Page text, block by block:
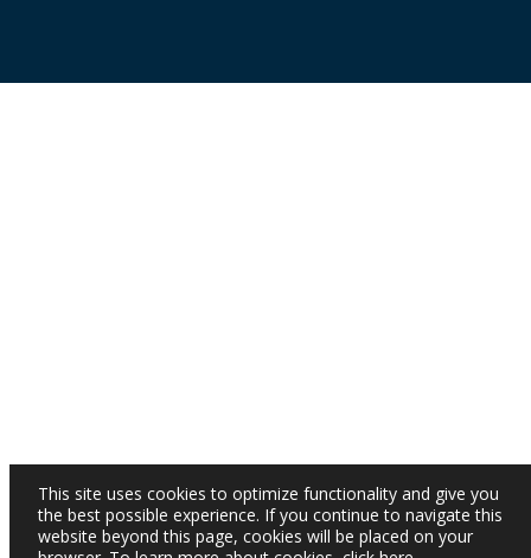
This site uses cookies to optimize functionality and give you
the best possible experience. If you continue to navigate this
website beyond this page, cookies will be placed on your